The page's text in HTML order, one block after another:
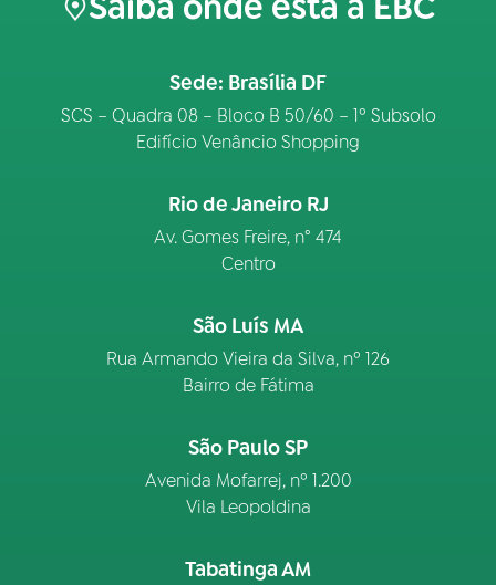
Sede: Brasília DF
SCS – Quadra 08 – Bloco B 50/60 – 1º Subsolo
Edifício Venâncio Shopping
Rio de Janeiro RJ
Av. Gomes Freire, n° 474
Centro
São Luís MA
Rua Armando Vieira da Silva, nº 126
Bairro de Fátima
São Paulo SP
Avenida Mofarrej, nº 1.200
Vila Leopoldina
Tabatinga AM